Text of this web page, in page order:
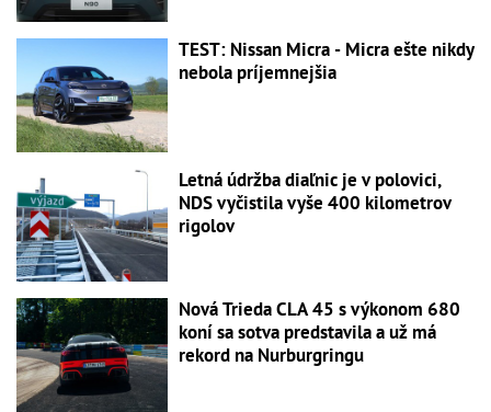
TEST: Nissan Micra - Micra ešte nikdy
nebola príjemnejšia
Letná údržba diaľnic je v polovici,
NDS vyčistila vyše 400 kilometrov
rigolov
Nová Trieda CLA 45 s výkonom 680
koní sa sotva predstavila a už má
rekord na Nurburgringu